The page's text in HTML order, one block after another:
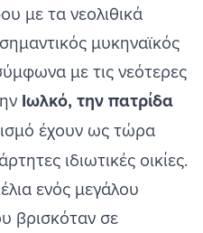
με τα νεολιθικά
μυκηναϊκός
με τις νεότερες
Ιωλκό, την πατρίδα
έχουν ως τώρα
ιδιωτικές οικίες.
ενός μεγάλου
βρισκόταν σε